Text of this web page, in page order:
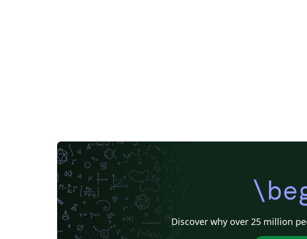
Discover why over 25 million